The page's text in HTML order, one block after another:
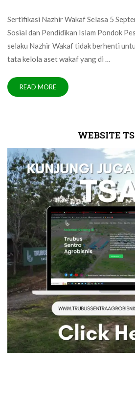
Sertifikasi Nazhir Wakaf Selasa 5
Sosial dan Pendidikan Islam Pondok
selaku Nazhir Wakaf tidak berhenti
tata kelola aset wakaf yang di …
READ MORE
WEBSITE